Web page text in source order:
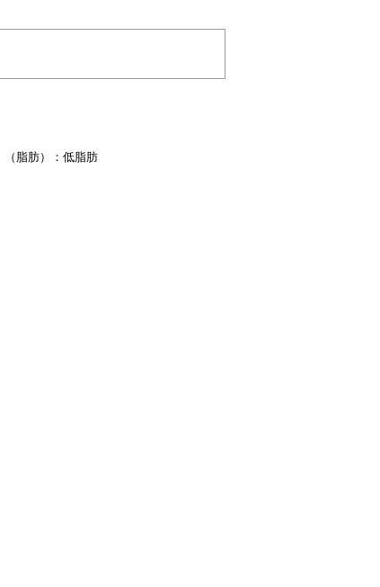
（脂肪）：低脂肪